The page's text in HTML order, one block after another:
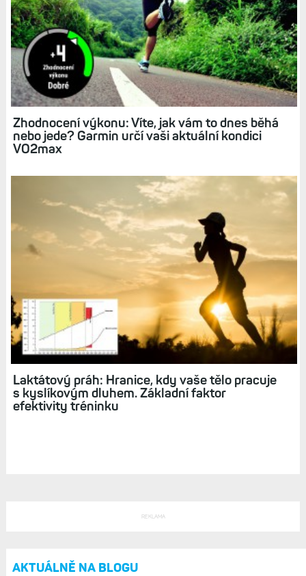
Zhodnocení výkonu: Víte, jak vám to dnes běhá
nebo jede? Garmin určí vaši aktuální kondici
VO2max
Laktátový práh: Hranice, kdy vaše tělo pracuje
s kyslíkovým dluhem. Základní faktor
efektivity tréninku
REKLAMA
AKTUÁLNĚ NA BLOGU